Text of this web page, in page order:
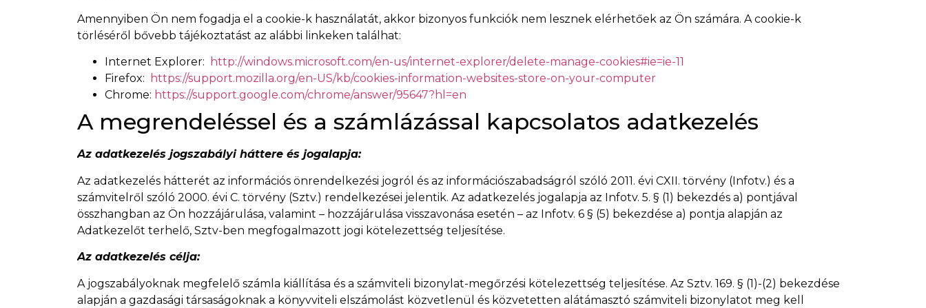
Amennyiben Ön nem fogadja el a cookie-k használatát, akkor bizonyos funkciók nem lesznek elérhetőek az Ön számára. A cookie-k
törléséről bővebb tájékoztatást az alábbi linkeken találhat:
Internet Explorer:
http://windows.microsoft.com/en-us/internet-explorer/delete-manage-cookies#ie=ie-11
Firefox:
https://support.mozilla.org/en-US/kb/cookies-information-websites-store-on-your-computer
Chrome: https://support.google.com/chrome/answer/95647?hl=en
A megrendeléssel és a számlázással kapcsolatos adatkezelés
Az adatkezelés jogszabályi háttere és jogalapja:
Az adatkezelés hátterét az információs önrendelkezési jogról és az információszabadságról szóló 2011. évi CXII. törvény (Infotv.) és a
számvitelről szóló 2000. évi C. törvény (Sztv.) rendelkezései jelentik. Az adatkezelés jogalapja az Infotv. 5. § (1) bekezdés a) pontjával
összhangban az Ön hozzájárulása, valamint – hozzájárulása visszavonása esetén – az Infotv. 6 § (5) bekezdése a) pontja alapján az
Adatkezelőt terhelő, Sztv-ben megfogalmazott jogi kötelezettség teljesítése.
Az adatkezelés célja:
A jogszabályoknak megfelelő számla kiállítása és a számviteli bizonylat-megőrzési kötelezettség teljesítése. Az Sztv. 169. § (1)-(2) bekezdése
alapján a gazdasági társaságoknak a könyvviteli elszámolást közvetlenül és közvetetten alátámasztó számviteli bizonylatot meg kell